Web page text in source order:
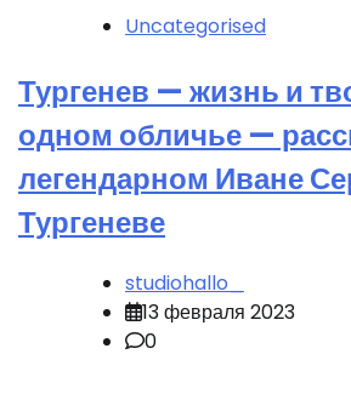
Uncategorised
Тургенев — жизнь и
одном обличье —
легендарном Иване
Тургеневе
studiohallo_
13 февраля 2023
0